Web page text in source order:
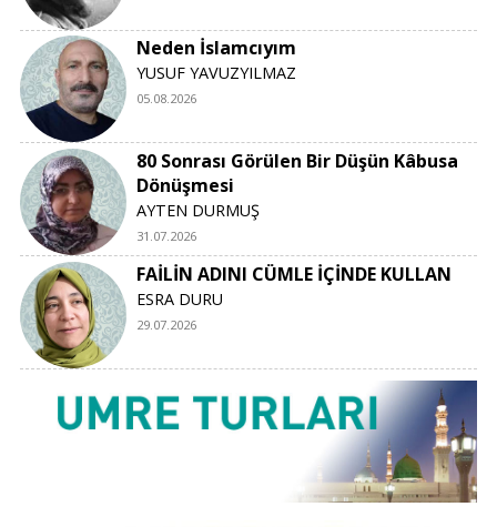
Neden İslamcıyım
YUSUF YAVUZYILMAZ
05.08.2026
80 Sonrası Görülen Bir Düşün Kâbusa
Dönüşmesi
AYTEN DURMUŞ
31.07.2026
FAİLİN ADINI CÜMLE İÇİNDE KULLAN
ESRA DURU
29.07.2026